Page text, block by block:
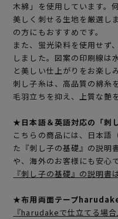
木綿」を使用しています。
美しく刺せる生地を厳選し
の方にもおすすめです。
また、蛍光染料を使用せず
しました。図案の印刷線は
と美しい仕上がりをお楽し
刺し子糸は、高品質の綿糸
毛羽立ちを抑え、上質な艶
★日本語＆英語対応の「刺
こちらの商品には、日本語
た『刺し子の基礎』の説明
や、海外のお客様にも安心で
『刺し子の基礎』の説明書
★布用両面テープ
『harudakeで仕立てる場